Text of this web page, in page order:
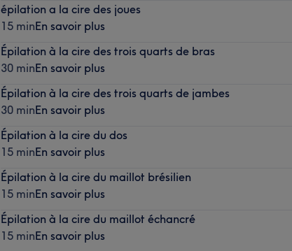
épilation a la cire des joues
15 minEn savoir plus
Épilation à la cire des trois quarts de bras
30 minEn savoir plus
Épilation à la cire des trois quarts de jambes
30 minEn savoir plus
Épilation à la cire du dos
15 minEn savoir plus
Épilation à la cire du maillot brésilien
15 minEn savoir plus
Épilation à la cire du maillot échancré
15 minEn savoir plus